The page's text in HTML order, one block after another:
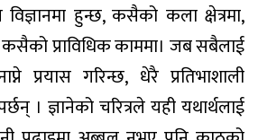
हुन्छ, कसैको कला क्षेत्रमा,
प्राविधिक काममा। जब सबैलाई
प्रयास गरिन्छ, धेरै प्रतिभाशाली
। ज्ञानेको चरित्रले यही यथार्थलाई